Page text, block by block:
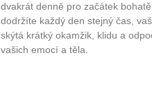
dvakrát denně pro začátek
dodržíte každý den stejný čas,
skýtá krátký okamžik, klidu a
vašich emocí a těla.